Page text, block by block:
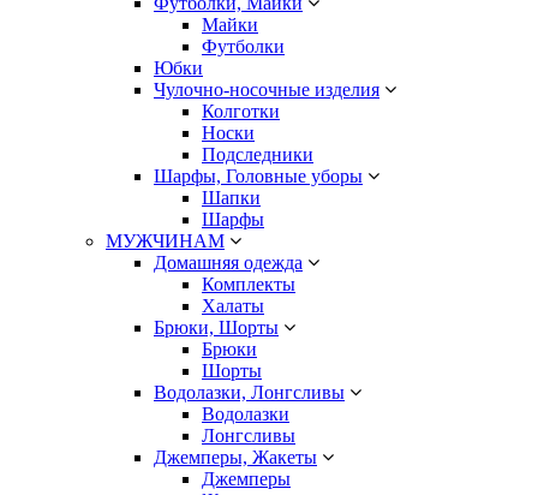
Майки
Футболки
Юбки
Чулочно-носочные изделия
Колготки
Носки
Подследники
Шарфы, Головные уборы
Шапки
Шарфы
МУЖЧИНАМ
Домашняя одежда
Комплекты
Халаты
Брюки, Шорты
Брюки
Шорты
Водолазки, Лонгсливы
Водолазки
Лонгсливы
Джемперы, Жакеты
Джемперы